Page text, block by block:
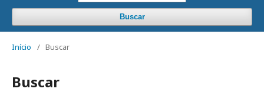
Buscar
Início / Buscar
Buscar